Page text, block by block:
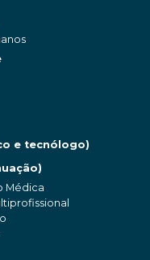
e tecnólogo)
Médica